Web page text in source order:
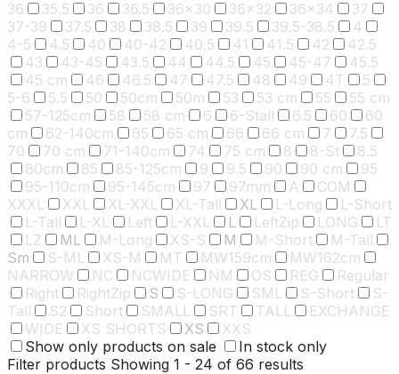
36
35.5 36 36.5 36x30 36x32 36x34
37
37-39
37.5 38 38.5 39 39.5 39.5-38.5
4
4-5
4.5 40 40-42 40.5 41 41.5 42
42.5
43
43-45 43.5 44 44.5 45 45-47
45.5
45 cm
46 46.5 47 47.5 48 49 4T
5
5-6
5.5 50 50cm 50m 53 53 cm 55
55 cm
57-125cm
58 58 cm 6 6-Stall 6.5 60
60
cm
62-140cm 65 65 cm 66 66 cm 7
7.5
70
70 cm 71-140cm 74 75 cm 8 8-St
8.5
80cm
85 85-125cm 9 9.5 90 90 cm
95
95-110cm
95-145cm 97 97mm A
COM
XXXL
XXL XL-XXL XL-Tall XL L-Long
L-Short
L-Tall
L-XL Left L-XXL L LeftZip LONG
LT
LZ
ML M-Long XS-S M M-Short
M-Tall
Sm
S-ML XS-M MT MW159cm
MW162cm
NARROW
NC NCWIDE NM OS REG
Regular
Right
RightZip S S-LONG SML S-Short
S-
Tall
S2 Short SMALL SRT TALL
EXCHANGE
WIDE
XS SHORTS XS
XXS
Show only products on sale
In stock only
Filter products Showing 1 - 24 of 66 results